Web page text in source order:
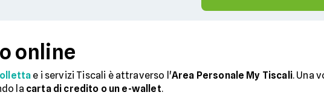
online
e i servizi Tiscali è attraverso l'Area Personale My Tiscali. Una
la carta di credito o un e-wallet.